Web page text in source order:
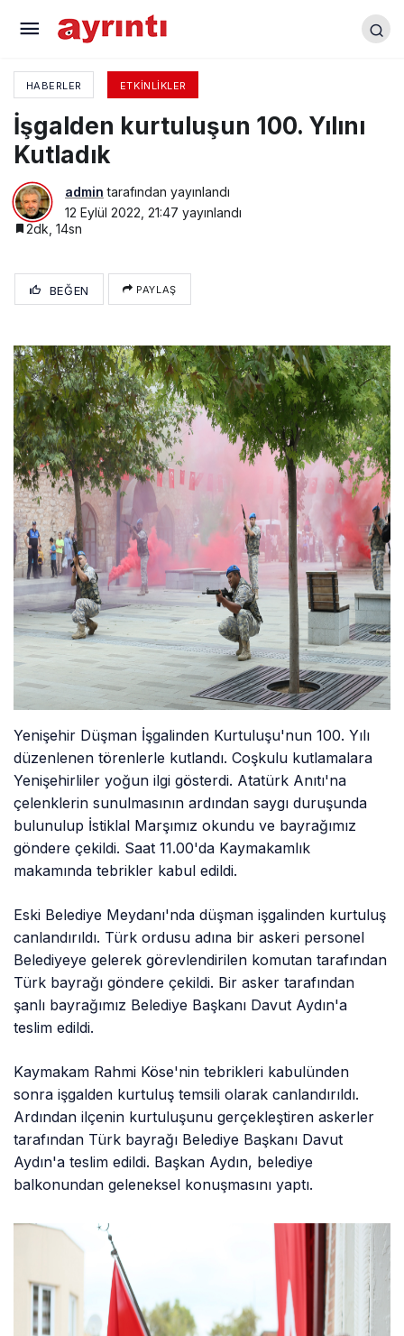
HABERLER ETKINLIKLER
İşgalden kurtuluşun 100. Yılını
Kutladık
admin tarafından yayınlandı
12 Eylül 2022, 21:47 yayınlandı
2dk, 14sn
BEĞEN PAYLAŞ
Yenişehir Düşman İşgalinden Kurtuluşu'nun 100. Yılı
düzenlenen törenlerle kutlandı. Coşkulu kutlamalara
Yenişehirliler yoğun ilgi gösterdi. Atatürk Anıtı'na
çelenklerin sunulmasının ardından saygı duruşunda
bulunulup İstiklal Marşımız okundu ve bayrağımız
göndere çekildi. Saat 11.00'da Kaymakamlık
makamında tebrikler kabul edildi.
Eski Belediye Meydanı'nda düşman işgalinden kurtuluş
canlandırıldı. Türk ordusu adına bir askeri personel
Belediyeye gelerek görevlendirilen komutan tarafından
Türk bayrağı göndere çekildi. Bir asker tarafından
şanlı bayrağımız Belediye Başkanı Davut Aydın'a
teslim edildi.
Kaymakam Rahmi Köse'nin tebrikleri kabulünden
sonra işgalden kurtuluş temsili olarak canlandırıldı.
Ardından ilçenin kurtuluşunu gerçekleştiren askerler
tarafından Türk bayrağı Belediye Başkanı Davut
Aydın'a teslim edildi. Başkan Aydın, belediye
balkonundan geleneksel konuşmasını yaptı.
Yenişehir’de Kurtuluş Ve Festival Coşkusu